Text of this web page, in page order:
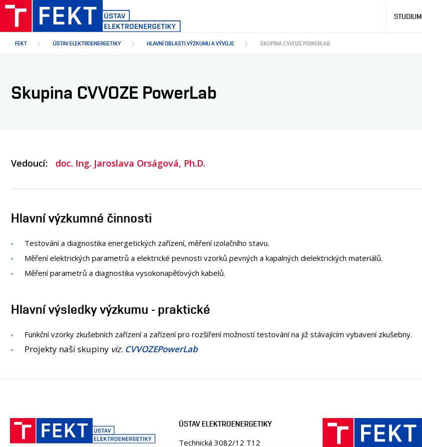
Přejít
hlavnímu
STUDIUM
FEKT ÚSTAV ELEKTROENERGETIKY HLAVNÍ OBLASTI VÝZKUMU A VÝVOJE SKUPINA CVVOZE POWERLAB
Skupina CVVOZE PowerLab
Vedoucí doc. Ing. Jaroslava Orságová, Ph.D.
Hlavní výzkumné činnosti
Testování a diagnostika energetických zařízení, měření izolačního stavu.
Měření elektrických parametrů a elektrické pevnosti vzorků pevných a kapalných dielektrických materiálů.
Měření parametrů a diagnostika vysokonapěťových kabelů.
Hlavní výsledky výzkumu - praktické
Funkční vzorky zkušebních zařízení a zařízení pro rozšíření možností testování na již stávajícím vybavení zkušebny.
Projekty naší skupiny viz. CVVOZEPowerLab
ÚSTAV ELEKTROENERGETIKY
Technická 3082/12 T12